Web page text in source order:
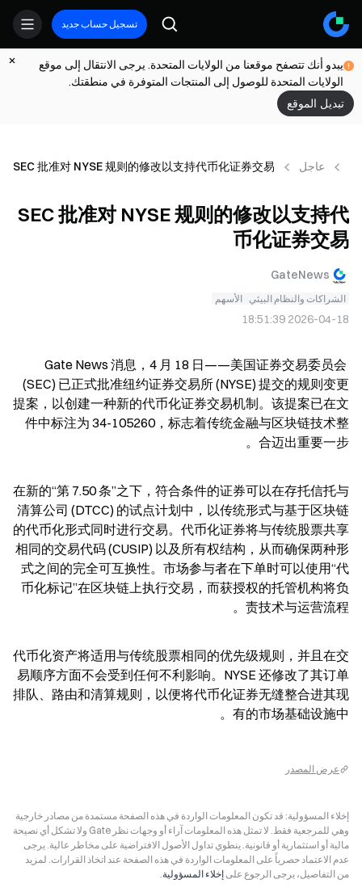
تسجيل حساب جديد
يبدو أنك تتصفح موقعنا من الولايات المتحدة. يرجى الانتقال إلى موقع
الولايات المتحدة للوصول إلى المنتجات المتوفرة في منطقتك.
تبديل الموقع
عاجل SEC 批准对 NYSE 规则的修改以支持代币化证券交易
SEC 批准对 NYSE 规则的修改以支持代
币化证券交易
GateNews
الشراكات والنظام البيئي الأسهم
2026-04-18 18:51:39
Gate News 消息，4 月 18 日——美国证券交易委员会
(SEC) 已正式批准纽约证券交易所 (NYSE) 提交的规则变更
提案，以创建一种新的代币化证券交易机制。该提案已在文
件中标注为 34-105260，标志着传统金融与区块链技术整
合迈出重要一步。
在新的“第 7.50 条”之下，符合条件的证券可以在存托信托与
清算公司 (DTCC) 的试点计划中，以传统形式与基于区块链
的代币化形式同时进行交易。代币化证券将与传统股票共享
相同的交易代码 (CUSIP) 以及所有权结构，从而确保两种形
式之间的完全可互换性。市场参与者在下单时可以使用“代
币化标记”在区块链上执行交易，而获授权的托管机构将负
责技术与运营流程。
代币化资产将适用与传统股票相同的优先级规则，并且在交
易顺序方面不会受到任何不利影响。NYSE 还修改了其订单
排队、路由和清算规则，以便将代币化证券无缝整合进其现
有的市场基础设施中。
عرض المصدر
إخلاء المسؤولية: قد تكون المعلومات الواردة في هذه الصفحة مستمدة من مصادر خارجية
وهي للمرجعية فقط. لا تمثل هذه المعلومات آراء أو وجهات نظر Gate ولا تشكل أي نصيحة
مالية أو استثمارية أو قانونية. ينطوي تداول الأصول الافتراضية على مخاطر عالية. يرجى
عدم الاعتماد حصرياً على المعلومات الواردة في هذه الصفحة عند اتخاذ القرارات. لمزيد
من التفاصيل، يرجى الرجوع على إخلاء المسؤولية.